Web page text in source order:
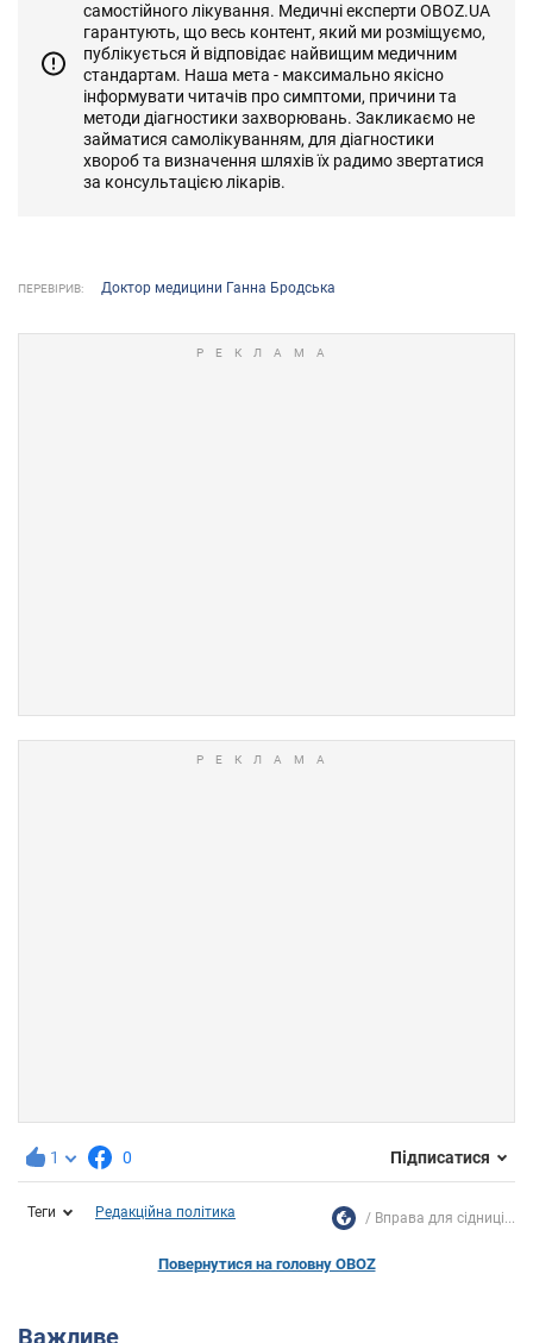
самостійного лікування. Медичні експерти OBOZ.UA
гарантують, що весь контент, який ми розміщуємо,
публікується й відповідає найвищим медичним
стандартам. Наша мета - максимально якісно
інформувати читачів про симптоми, причини та
методи діагностики захворювань. Закликаємо не
займатися самолікуванням, для діагностики
хвороб та визначення шляхів їх радимо звертатися
за консультацією лікарів.
ПЕРЕВІРИВ: Доктор медицини Ганна Бродська
1 0 Підписатися
Теги Редакційна політика Вправа для сідниці...
Повернутися на головну OBOZ
Важливе